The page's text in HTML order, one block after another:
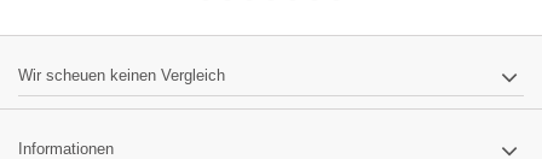
Wir scheuen keinen Vergleich
Informationen